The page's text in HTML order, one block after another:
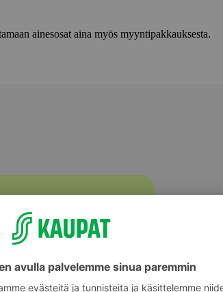
ainesosat aina myös myyntipakkauksesta.